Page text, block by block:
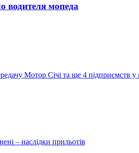
водителя мопеда
Мотор Січі та ще 4 підприємств у
– наслідки прильотів